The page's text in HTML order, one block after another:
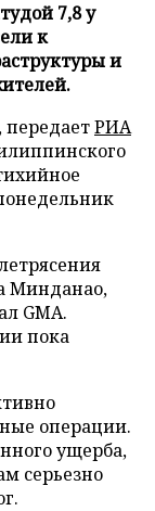
7,8 у
к
и
передаетРИА
Минданао,
GMA.
пока
операции.
ущерба,
серьезно